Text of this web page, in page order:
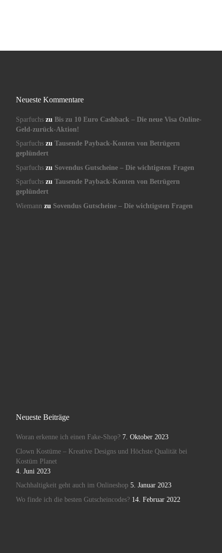
Neueste Kommentare
Sparfuchszu Bis zu 10 Euro Cashback – Die neue Visa Online-
Geld-zurück-Aktion!
Sparfuchszu Tausende Payback-Konten von Betrügern
geplündert
Sparfuchszu Sovendus Gutscheine – Die wichtigsten Fragen
Sparfuchszu Tausende Payback-Konten von Betrügern
geplündert
Wiemann zu Sovendus Gutscheine – Die wichtigsten Fragen
Neueste Beiträge
Woran erkenne ich einen Fake-Shop? 7. Oktober 2023
Clown Kostüme – Kreative Designs und Höchste Qualität bei
Kostüm Planet
4. Juni 2023
Nachhaltigkeit geht auch im Onlineshop 5. Januar 2023
Wo finde ich die besten Gutscheincodes? 14. Februar 2022